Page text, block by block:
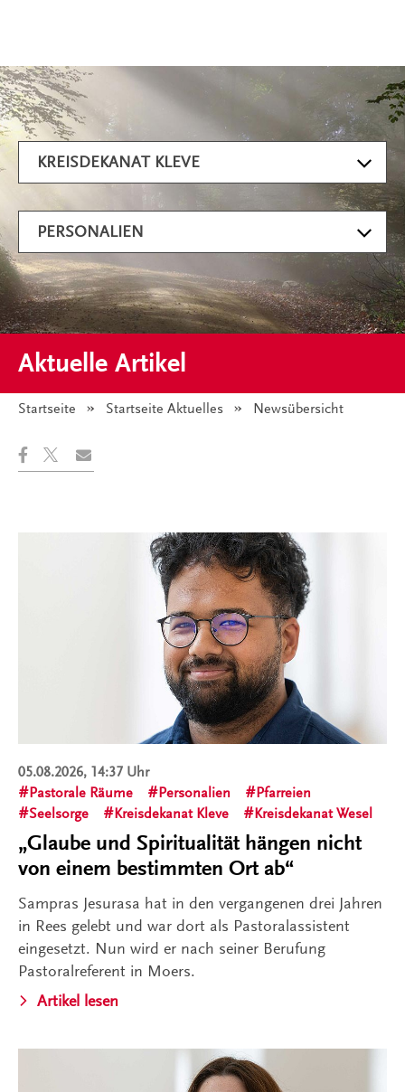
Aktuelle Artikel
Artikel filtern
KREISDEKANAT KLEVE
PERSONALIEN
Startseite Startseite Aktuelles Angezeigt:
Newsübersicht
05.08.2026, 14:37 Uhr
Pastorale Räume
Personalien
Pfarreien
Seelsorge
Kreisdekanat Kleve Kreisdekanat Wesel
„Glaube und Spiritualität hängen nicht
von einem bestimmten Ort ab“
Sampras Jesurasa hat in den vergangenen drei Jahren
in Rees gelebt und war dort als Pastoralassistent
eingesetzt. Nun wird er nach seiner Berufung
Pastoralreferent in Moers.
Artikel lesen